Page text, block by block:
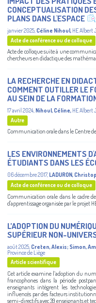
CONCEPTUALISATION
PLANS DANS L'ESPACE
janvier 2025, Céline Nihoul, HE Albert
Acte de conférence ou de colloque
Acte de colloque suite à une
chercheurs en didactique des
LA RECHERCHE EN
COMMENT OUTILLER LE
AU SEIN DE LA
17 avril 2024, Nihoul, Céline, HE Albert
Autre
Communication orale dans le Centre
LES ENVIRONNEMENTS
ÉTUDIANTS DANS LES
06 décembre 2017, LADURON,
Acte de conférence ou de colloque
Communication orale dans le cadre
d'apprentissage organisée par le projet
L’ADOPTION DU
SUPÉRIEUR NON-
août 2025 Creten, Alexis; Simon,
Province de Liège
Article scientifique
Cet article examine l’adoption du
francophones dans la période
enseignants intègrent les
influencés par des facteurs
semi-directifs avec 39 enseignants et